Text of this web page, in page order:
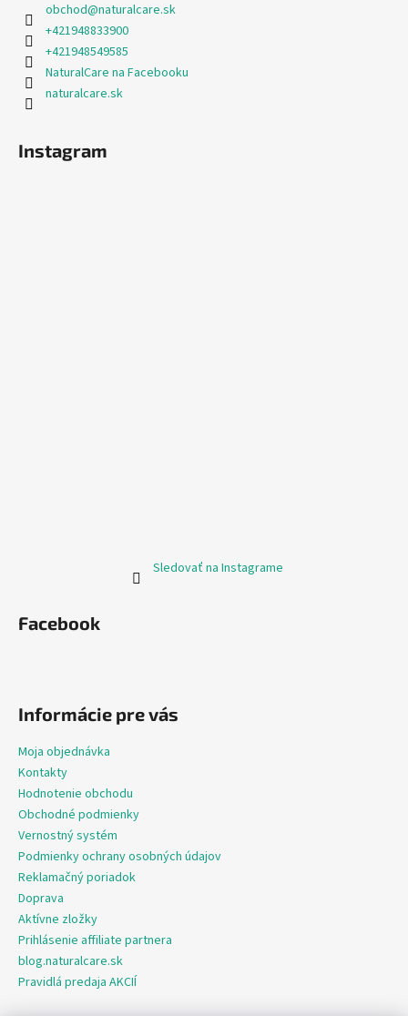
obchod@naturalcare.sk
+421948833900
+421948549585
NaturalCare na Facebooku
naturalcare.sk
Instagram
Sledovať na Instagrame
Facebook
Informácie pre vás
Moja objednávka
Kontakty
Hodnotenie obchodu
Obchodné podmienky
Vernostný systém
Podmienky ochrany osobných údajov
Reklamačný poriadok
Doprava
Aktívne zložky
Prihlásenie affiliate partnera
blog.naturalcare.sk
Pravidlá predaja AKCIÍ